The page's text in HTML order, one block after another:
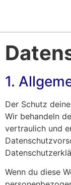
1.
Der Schutz
Wir behandeln
vertraulich und
Wenn du diese